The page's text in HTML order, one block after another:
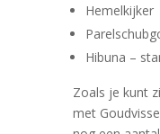
Hemelkijker
Hibuna –
Zoals je kunt
met